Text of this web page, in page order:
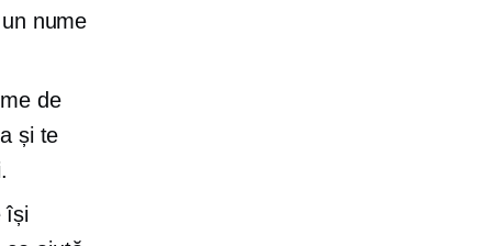
nume
de
și te
își